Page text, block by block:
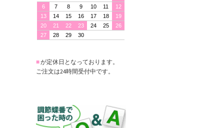
■が定休日となっております。
ご注文は24時間受付中です。